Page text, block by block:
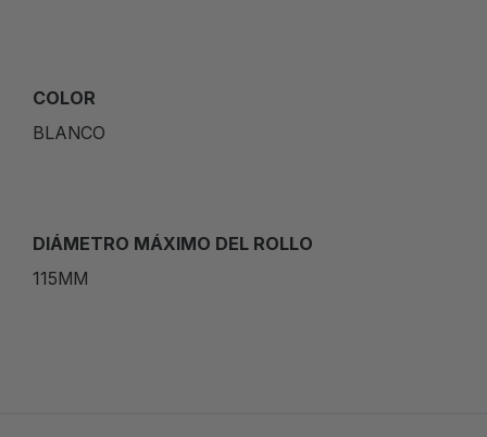
COLOR
BLANCO
DIÁMETRO MÁXIMO DEL ROLLO
115MM